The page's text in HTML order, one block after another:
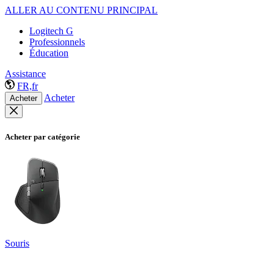
ALLER AU CONTENU PRINCIPAL
Logitech G
Professionnels
Éducation
Assistance
FR,fr
Acheter Acheter
Acheter par catégorie
Souris